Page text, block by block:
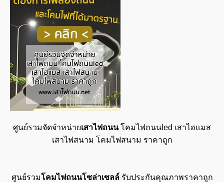
ศูนย์รวมจัดจำหน่ายเสาไฟถนนโคมไฟถนนled เสาไฮแมส
เสาไฟสนาม โคมไฟสนาม ราคาถูก
ศูนย์รวมโคมไฟถนนโซล่าเซลล์รับประกันคุณภาพราคาถูก